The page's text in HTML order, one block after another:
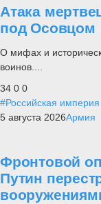
Атака
под Осовцом
О мифах и
воинов....
34 0 0
#Российская империя
5 августа 2026Армия
Фронтовой
Путин